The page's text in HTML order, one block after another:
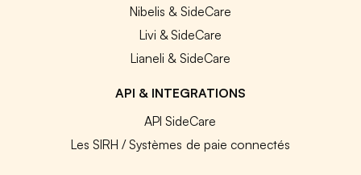
Nibelis & SideCare
Livi & SideCare
Lianeli & SideCare
API & INTEGRATIONS
API SideCare
Les SIRH / Systèmes de paie connectés